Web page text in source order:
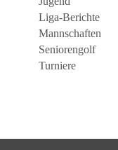
Liga-Berichte
Mannschaften
Seniorengolf
Turniere